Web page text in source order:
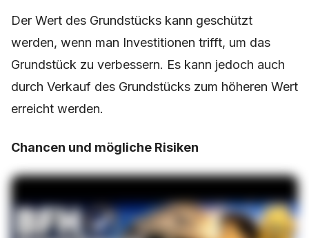
Der Wert des Grundstücks kann geschützt
werden, wenn man Investitionen trifft, um das
Grundstück zu verbessern. Es kann jedoch auch
durch Verkauf des Grundstücks zum höheren Wert
erreicht werden.
Chancen und mögliche Risiken